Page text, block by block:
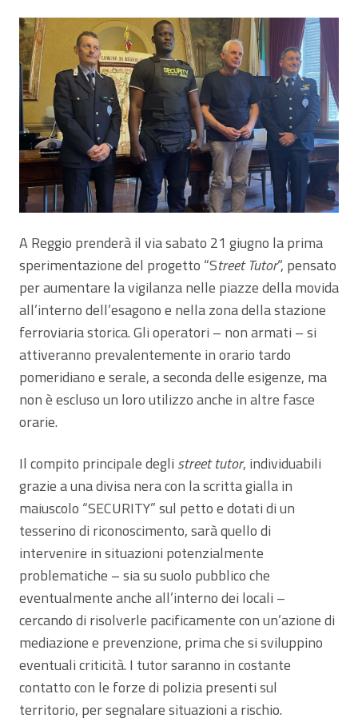
A Reggio prenderà il via sabato 21 giugno la prima
sperimentazione del progetto “Street Tutor“, pensato
per aumentare la vigilanza nelle piazze della movida
all’interno dell’esagono e nella zona della stazione
ferroviaria storica. Gli operatori – non armati – si
attiveranno prevalentemente in orario tardo
pomeridiano e serale, a seconda delle esigenze, ma
non è escluso un loro utilizzo anche in altre fasce
orarie.
Il compito principale degli street tutor, individuabili
grazie a una divisa nera con la scritta gialla in
maiuscolo “SECURITY” sul petto e dotati di un
tesserino di riconoscimento, sarà quello di
intervenire in situazioni potenzialmente
problematiche – sia su suolo pubblico che
eventualmente anche all’interno dei locali –
cercando di risolverle pacificamente con un’azione di
mediazione e prevenzione, prima che si sviluppino
eventuali criticità. I tutor saranno in costante
contatto con le forze di polizia presenti sul
territorio, per segnalare situazioni a rischio.